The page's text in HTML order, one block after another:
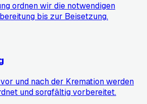
ordnen wir die notwendigen
bis zur Beisetzung.
und nach der Kremation werden
und sorgfältig vorbereitet.